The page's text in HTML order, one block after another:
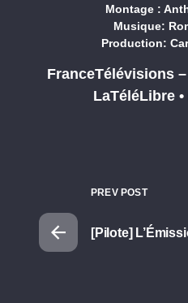
Montage :
Musique:
Production:
FranceTélévisions
LaTéléLibre •
PREV POST
[Pilote]